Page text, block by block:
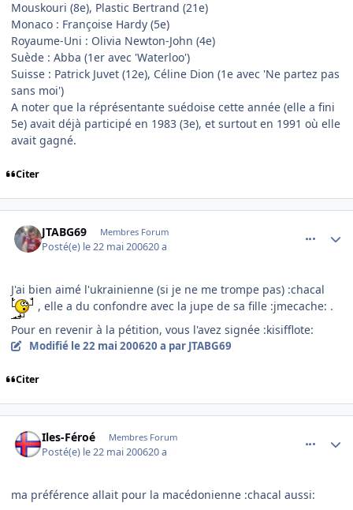
Mouskouri (8e), Plastic Bertrand (21e)
Monaco : Françoise Hardy (5e)
Royaume-Uni : Olivia Newton-John (4e)
Suède : Abba (1er avec 'Waterloo')
Suisse : Patrick Juvet (12e), Céline Dion (1e avec 'Ne partez pas
sans moi')
A noter que la réprésentante suédoise cette année (elle a fini
5e) avait déjà participé en 1983 (3e), et surtout en 1991 où elle
avait gagné.
Citer
JTABG69 Membres Forum
Posté(e) le 22 mai 200620 a
J'ai bien aimé l'ukrainienne (si je ne me trompe pas) :chacal
, elle a du confondre avec la jupe de sa fille :jmecache: .
Pour en revenir à la pétition, vous l'avez signée :kisifflote:
Modifié le 22 mai 200620 a par JTABG69
Citer
Iles-Féroé Membres Forum
Posté(e) le 22 mai 200620 a
ma préférence allait pour la macédonienne :chacal aussi: